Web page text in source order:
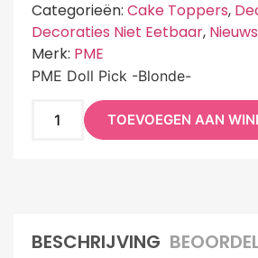
Categorieën: Cake Toppers,
Decoraties Niet Eetbaar,
Merk: PME
PME Doll Pick -Blonde-
TOEVOEGEN AAN
BESCHRIJVING